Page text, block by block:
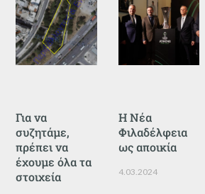
Για να
συζητάμε,
πρέπει να
έχουμε όλα τα
στοιχεία
Η Νέα
Φιλαδέλφεια
ως αποικία
4.03.2024